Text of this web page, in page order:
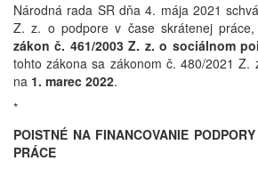
Národná rada SR dňa 4. mája 2021
Z. z. o podpore v čase skrátenej
zákon č. 461/2003 Z. z. o sociálnom
tohto zákona sa zákonom č. 480/2021 Z.
na 1. marec 2022.
*
POISTNÉ NA FINANCOVANIE
PRÁCE